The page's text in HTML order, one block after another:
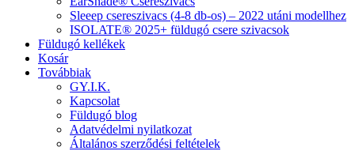
Sleeep csereszivacs (4-8 db-os) – 2022 utáni modellhez
ISOLATE® 2025+ füldugó csere szivacsok
Füldugó kellékek
Kosár
Továbbiak
GY.I.K.
Kapcsolat
Füldugó blog
Adatvédelmi nyilatkozat
Általános szerződési feltételek